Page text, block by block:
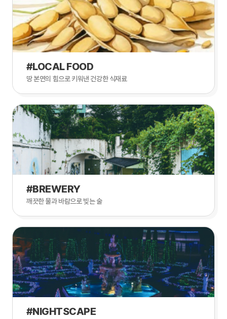
#LOCAL FOOD
땅 본연의 힘으로 키워낸 건강한 식재료
#BREWERY
깨끗한 물과 바람으로 빚는 술
#NIGHTSCAPE